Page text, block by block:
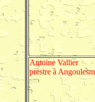
Antoine Vallier
prestre à